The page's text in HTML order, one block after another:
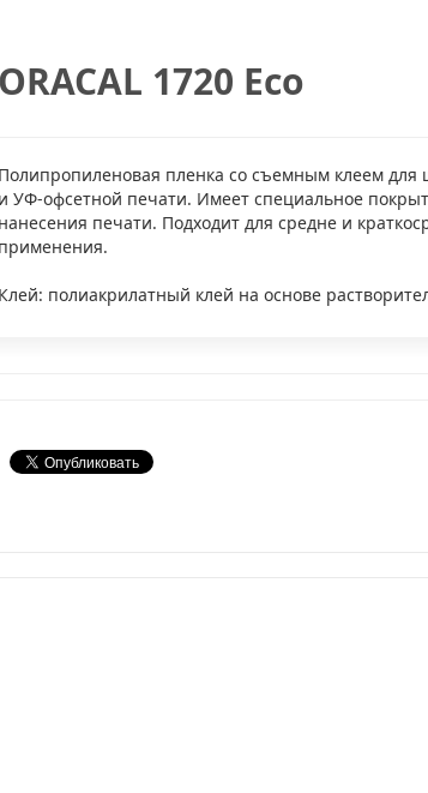
ORACAL 1720 Eco
Полипропиленовая пленка со съемным клеем для
и УФ-офсетной печати. Имеет специальное
нанесения печати. Подходит для средне и
применения.
Клей: полиакрилатный клей на основе